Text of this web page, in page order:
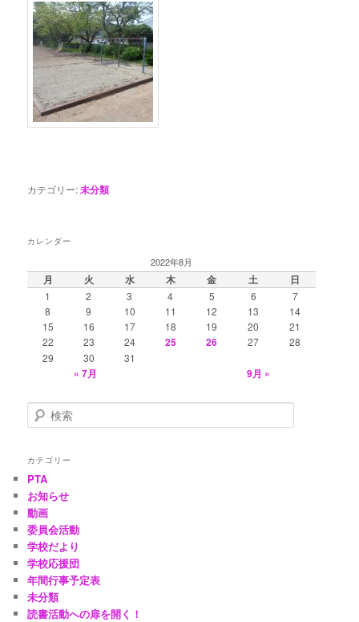
カテゴリー:未分類
カレンダー
2022年8月
月 火 水 木 金 土 日
1 2 3 4 5 6
7
8
9 10 11 12 13
14
15
16 17 18 19 20
21
22
23 24 25 26 27
28
29
30 31
« 7月 9月 »
検
索
カテゴリー
PTA
お知らせ
動画
委員会活動
学校だより
学校応援団
年間行事予定表
未分類
読書活動への扉を開く！